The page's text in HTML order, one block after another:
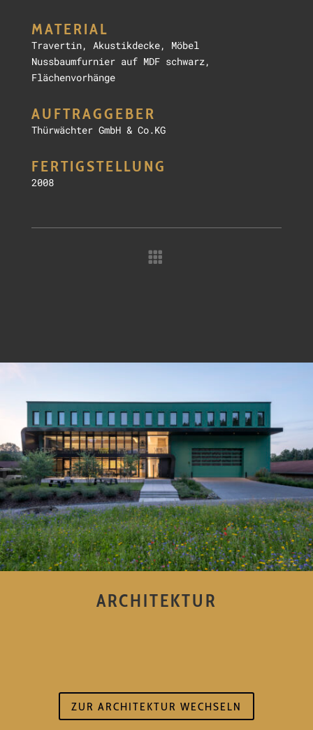
MATERIAL
Travertin, Akustikdecke, Möbel
Nussbaumfurnier auf MDF schwarz,
Flächenvorhänge
AUFTRAGGEBER
Thürwächter GmbH & Co.KG
FERTIGSTELLUNG
2008

ARCHITEKTUR
ZUR ARCHITEKTUR WECHSELN